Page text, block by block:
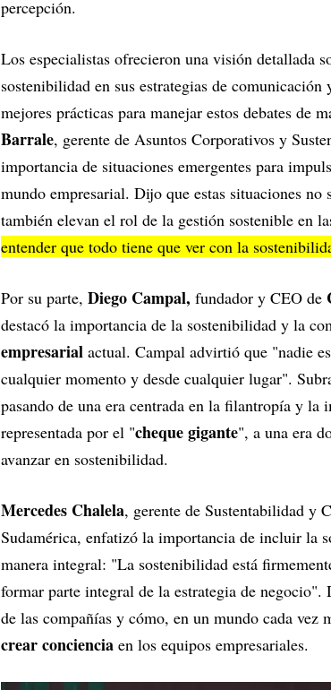
percepción.
Los especialistas ofrecieron una visión detallada
sostenibilidad en sus estrategias de
mejores prácticas para manejar estos debates de
Barrale, gerente de Asuntos Corporativos y
importancia de situaciones emergentes para
mundo empresarial. Dijo que estas situaciones
también elevan el rol de la gestión sostenible en
entender que todo tiene que ver con la
Por su parte, Diego Campal, fundador y CEO de
destacó la importancia de la sostenibilidad y la
empresarial actual. Campal advirtió que "nadie
cualquier momento y desde cualquier lugar".
pasando de una era centrada en la filantropía y la
representada por el "cheque gigante", a una era
avanzar en sostenibilidad.
Mercedes Chalela, gerente de Sustentabilidad y
Sudamérica, enfatizó la importancia de incluir la
manera integral: "La sostenibilidad está
formar parte integral de la estrategia de negocio".
de las compañías y cómo, en un mundo cada vez
crear conciencia en los equipos empresariales.